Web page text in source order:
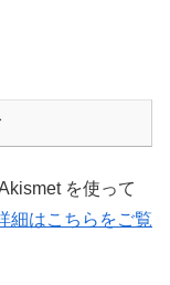
を使って
細はこちらをご覧